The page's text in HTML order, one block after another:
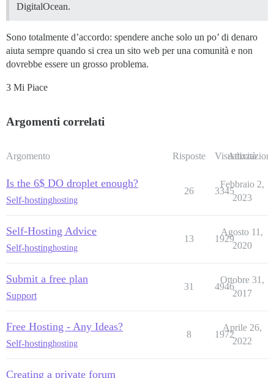
DigitalOcean.
Sono totalmente d’accordo: spendere anche solo un po’ di denaro
aiuta sempre quando si crea un sito web per una comunità e non
dovrebbe essere un grosso problema.
3 Mi Piace
Argomenti correlati
Argomento Risposte Visualizzazioni
Attività
Is the 6$ DO droplet enough?
Self-hostinghosting
26 3345
Febbraio 2,
2023
Self-Hosting Advice
Self-hostinghosting
13 1929
Agosto 11,
2020
Submit a free plan
Support
31 4946
Ottobre 31,
2017
Free Hosting - Any Ideas?
Self-hostinghosting
8 1972
Aprile 26,
2022
Creating a private forum